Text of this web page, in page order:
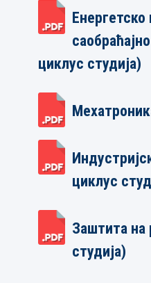
Енергетско
циклус студија)
циклус
Заштита на
студија)